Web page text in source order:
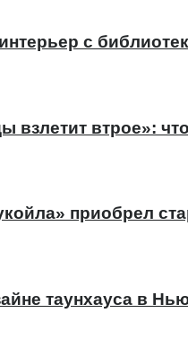
с
взлетит втрое»:
приобрел
таунхауса в